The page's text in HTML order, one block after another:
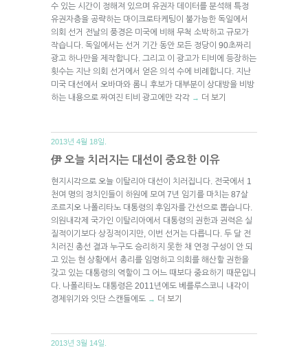
수 있는 시간이 정해져 있으며 유권자 데이터를 분석해 특정
유권자층을 공략하는 마이크로타케팅이 불가능한 독일에서
의회 선거 전날의 풍경은 미국에 비해 무척 소박하고 규모가
작습니다. 독일에서는 선거 기간 동안 모든 정당이 90초짜리
광고 하나만을 제작합니다. 그리고 이 광고가 티비에 등장하는
횟수는 지난 의회 선거에서 얻은 의석 수에 비례합니다. 지난
미국 대선에서 오바마와 롬니 후보가 대부분이 상대방을 비방
하는 내용으로 짜여진 티비 광고에만 각각 → 더 보기
2013년 4월 18일.
伊 오늘 치러지는 대선이 중요한 이유
현지시각으로 오늘 이탈리아 대선이 치러집니다. 전국에서 1
천여 명의 정치인들이 하원에 모여 7년 임기를 마치는 87살
조르지오 나폴리타노 대통령의 후임자를 간선으로 뽑습니다.
의원내각제 국가인 이탈리아에서 대통령의 권한과 권력은 실
질적이기보다 상징적이지만, 이번 선거는 다릅니다. 두 달 전
치러진 총선 결과 누구도 승리하지 못한 채 연정 구성이 안 되
고 있는 현 상황에서 총리를 임명하고 의회를 해산할 권한을
갖고 있는 대통령의 역할이 그 어느 때보다 중요하기 때문입니
다. 나폴리타노 대통령은 2011년에도 베를루스코니 내각이
경제위기와 잇단 스캔들에도 → 더 보기
2013년 3월 14일.